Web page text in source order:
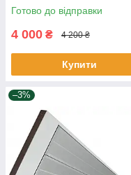
Готово до відправки
4 000 ₴ 4 200 ₴
Купити
–3%